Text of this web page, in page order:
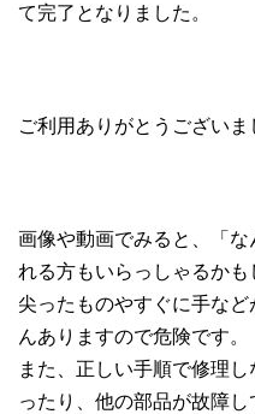
て完了となりました。
ご利用ありがとうございま
画像や動画でみると、「
れる方もいらっしゃるかも
尖ったものやすぐに手な
んありますので危険です。
また、正しい手順で修理
ったり、他の部品が故障し